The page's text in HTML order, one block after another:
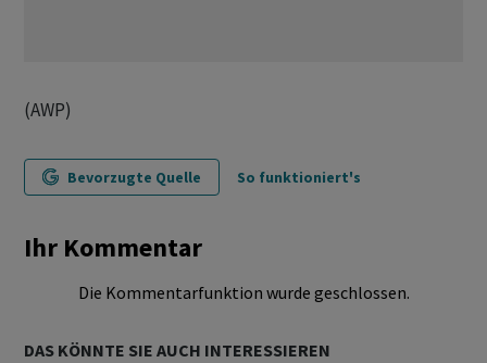
(AWP)
Bevorzugte Quelle So funktioniert's
Ihr Kommentar
Die Kommentarfunktion wurde geschlossen.
DAS KÖNNTE SIE AUCH INTERESSIEREN